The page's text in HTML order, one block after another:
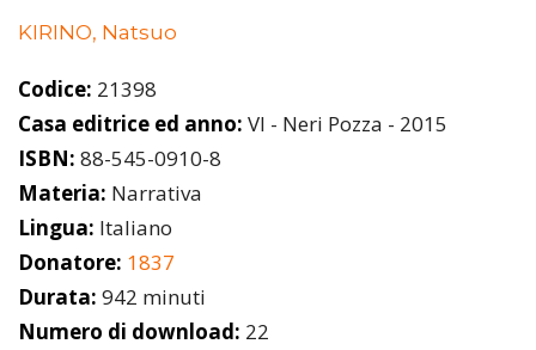
KIRINO, Natsuo
Codice: 21398
Casa editrice ed anno: VI - Neri Pozza - 2015
ISBN: 88-545-0910-8
Materia: Narrativa
Lingua: Italiano
Donatore: 1837
Durata: 942 minuti
Numero di download: 22